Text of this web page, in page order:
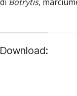
Download: